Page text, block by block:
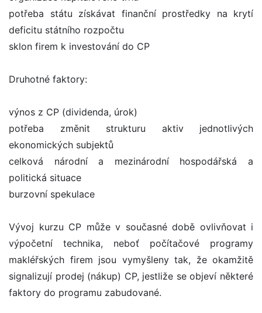
potřeba státu získávat finanční prostředky na krytí
deficitu státního rozpočtu
sklon firem k investování do CP
Druhotné faktory:
výnos z CP (dividenda, úrok)
potřeba změnit strukturu aktiv jednotlivých
ekonomických subjektů
celková národní a mezinárodní hospodářská a
politická situace
burzovní spekulace
Vývoj kurzu CP může v současné době ovlivňovat i
výpočetní technika, neboť počítačové programy
makléřských firem jsou vymyšleny tak, že okamžitě
signalizují prodej (nákup) CP, jestliže se objeví některé
faktory do programu zabudované.